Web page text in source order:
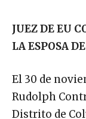
JUEZ DE EU
LA ESPOSA
El 30 de
Rudolph
Distrito de